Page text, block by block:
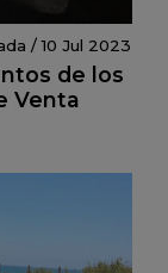
/10 Jul 2023
de los
Venta